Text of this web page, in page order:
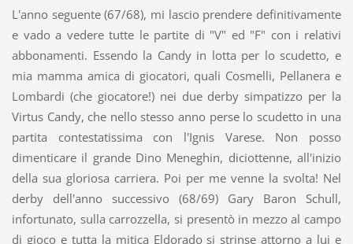
L'anno seguente (67/68), mi lascio prendere definitivamente
e vado a vedere tutte le partite di "V" ed "F" con i relativi
abbonamenti. Essendo la Candy in lotta per lo scudetto, e
mia mamma amica di giocatori, quali Cosmelli, Pellanera e
Lombardi (che giocatore!) nei due derby simpatizzo per la
Virtus Candy, che nello stesso anno perse lo scudetto in una
partita contestatissima con l'Ignis Varese. Non posso
dimenticare il grande Dino Meneghin, diciottenne, all'inizio
della sua gloriosa carriera. Poi per me venne la svolta! Nel
derby dell'anno successivo (68/69) Gary Baron Schull,
infortunato, sulla carrozzella, si presentò in mezzo al campo
di gioco e tutta la mitica Eldorado si strinse attorno a lui e